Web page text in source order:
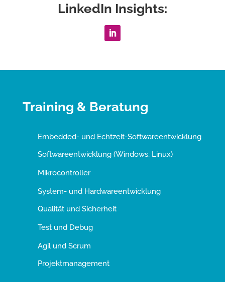
LinkedIn Insights:
Training & Beratung
Embedded- und Echtzeit-Softwareentwicklung
Softwareentwicklung (Windows, Linux)
Mikrocontroller
System- und Hardwareentwicklung
Qualität und Sicherheit
Test und Debug
Agil und Scrum
Projektmanagement